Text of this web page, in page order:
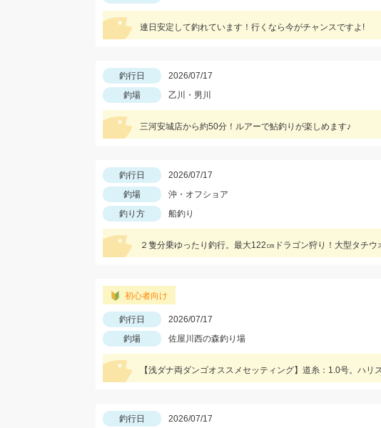
連日安定して釣れています！行くなら今がチャンスですよ!
釣行日 2026/07/17
釣場
乙川・男川
三河安城店から約50分！ルアーで鮎釣りが楽しめます♪
釣行日 2026/07/17
釣場
沖・オフショア
釣り方
船釣り
２隻分乗ゆったり釣行。最大122㎝ドラゴン狩り！大型タチ
初心者向け
釣行日 2026/07/17
釣場
佐屋川西の森釣り場
【浅ダナ両ダンゴオススメセッティング】道糸：1.0号。ハ
釣行日 2026/07/17